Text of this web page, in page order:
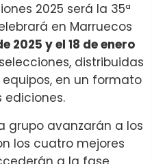
2025 será la 35ª
en Marruecos
2025 y el 18 de enero
distribuidas
en un formato
grupo avanzarán a los
los cuatro mejores